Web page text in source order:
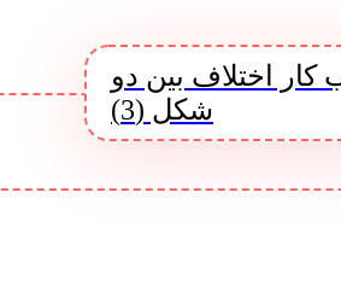
کار اختلاف بین دو
شکل (3)